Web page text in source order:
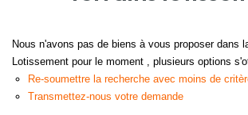
NOTRE AGENCE
Surface min Budget max
Plus de critères
Nous n'avons pas de biens à vous proposer dans
Lotissement pour le moment , plusieurs options
Re-soumettre la recherche avec moins de
Transmettez-nous votre demande